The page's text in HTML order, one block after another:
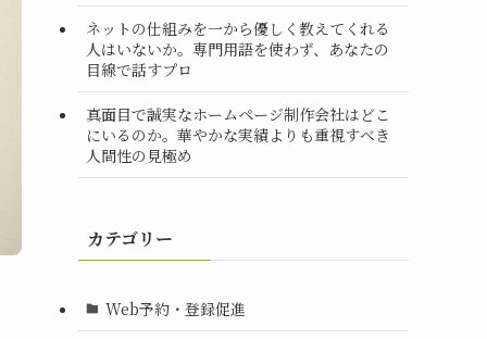
ネットの仕組みを一から優しく教えてくれる
人はいないか。専門用語を使わず、あなたの
目線で話すプロ
真面目で誠実なホームページ制作会社はどこ
にいるのか。華やかな実績よりも重視すべき
人間性の見極め
カテゴリー
Web予約・登録促進